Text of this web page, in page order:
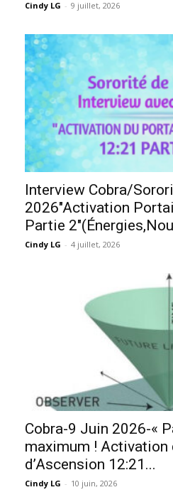
Cindy LG - 9 juillet, 2026
Interview Cobra/
2026″Activation
Partie
Cindy LG - 4 juillet, 2026
Cobra-9 Juin 2026-«
maximum ! Activation
d’Ascension 12:21...
Cindy LG - 10 juin, 2026